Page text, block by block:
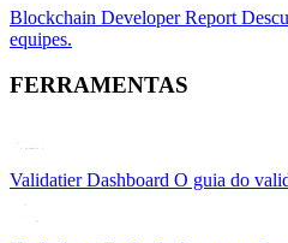
Blockchain Developer Report
equipes.
FERRAMENTAS
Validatier Dashboard O guia do